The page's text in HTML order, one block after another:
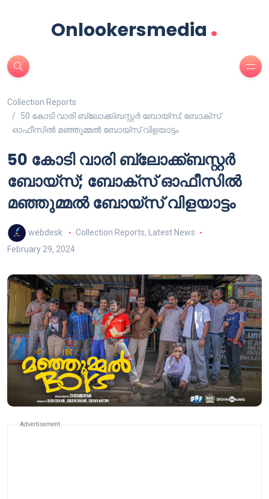
Onlookersmedia .
Collection Reports
50 കോടി വാരി ബ്ലോക്ക്ബസ്റ്റർ ബോയ്സ്; ബോക്സ്
ഓഫീസിൽ മഞ്ഞുമ്മൽ ബോയ്സ് വിളയാട്ടം
50 കോടി വാരി ബ്ലോക്ക്ബസ്റ്റർ
ബോയ്സ്; ബോക്സ് ഓഫീസിൽ
മഞ്ഞുമ്മൽ ബോയ്സ് വിളയാട്ടം
webdesk Collection Reports,
Latest News
February 29, 2024
Advertisement